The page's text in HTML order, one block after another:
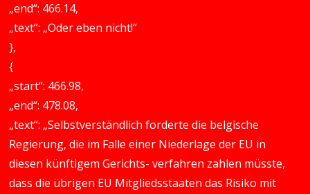
„end“: 466.14,
„text“: „Oder eben nicht!“
},
{
„start“: 466.98,
„end“: 478.08,
„text“: „Selbstverständlich forderte die belgische
Regierung, die im Falle einer Niederlage der EU in
diesen künftigem Gerichts- verfahren zahlen müsste,
dass die übrigen EU Mitgliedsstaaten das Risiko mit